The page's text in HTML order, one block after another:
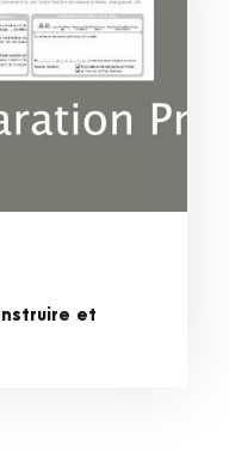
et